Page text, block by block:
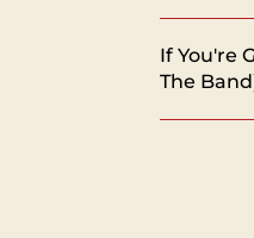
If You're
The